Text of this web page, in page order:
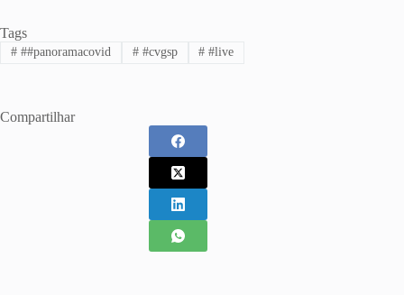
Tags
###panoramacovid ##cvgsp # #live
Compartilhar